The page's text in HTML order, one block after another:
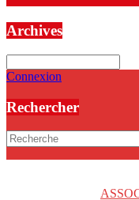
Archives
Connexion
Rechercher